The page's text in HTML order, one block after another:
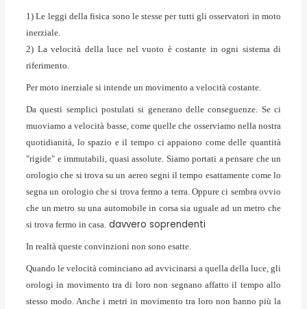
1) Le leggi della fisica sono le stesse per tutti gli osservatori in moto
inerziale.
2) La velocità della luce nel vuoto è costante in ogni sistema di
riferimento.
Per moto inerziale si intende un movimento a velocità costante.
Da questi semplici postulati si generano delle conseguenze. Se ci
muoviamo a velocità basse, come quelle che osserviamo nella nostra
quotidianità, lo spazio e il tempo ci appaiono come delle quantità
"rigide" e immutabili, quasi assolute. Siamo portati a pensare che un
orologio che si trova su un aereo segni il tempo esattamente come lo
segna un orologio che si trova fermo a terra. Oppure ci sembra ovvio
che un metro su una automobile in corsa sia uguale ad un metro che
si trova fermo in casa. davvero soprendenti
In realtà queste convinzioni non sono esatte.
Quando le velocità cominciano ad avvicinarsi a quella della luce, gli
orologi in movimento tra di loro non segnano affatto il tempo allo
stesso modo. Anche i metri in movimento tra loro non hanno più la